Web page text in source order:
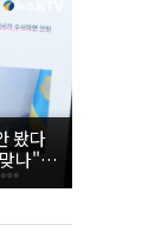
봤다
나"｜